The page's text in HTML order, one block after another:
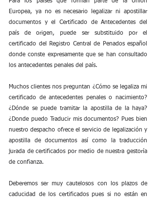
Europea, ya no es necesario legalizar ni apostillar
documentos y el Certificado de Antecedentes del
país de origen, puede ser substituido por el
certificado del Registro Central de Penados español
donde conste expresamente que se han consultado
los antecedentes penales del país.
Muchos clientes nos preguntan ¿Cómo se legaliza mi
certificado de antecedentes penales o nacimiento?
¿Dónde se puede tramitar la apostilla de la haya?
¿Donde puedo Traducir mis documentos? Pues bien
nuestro despacho ofrece el servicio de legalización y
apostilla de documentos así como la traducción
jurada de certificados por medio de nuestra gestoría
de confianza.
Deberemos ser muy cautelosos con los plazos de
caducidad de los certificados pues si no están en